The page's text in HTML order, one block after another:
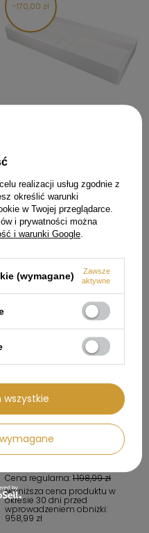
170,00 zł
Cena regularna:998,99 zł
Najniższa cena produktu w
okresie 30 dni przed
wprowadzeniem obniżki:
798,99 zł
Umywalka granitowa
nablatowa - z maskownicą
CQB_AU2S - Deante
Cena regularna:1 198,99 zł
994,99 zł
Najniższa cena produktu w
okresie 30 dni przed
wprowadzeniem obniżki:
958,99 zł
realizacji usług zgodnie z
określić warunki
w Twojej przeglądarce.
i prywatności można
i warunki Google
(wymagane)
Zawsze
aktywne